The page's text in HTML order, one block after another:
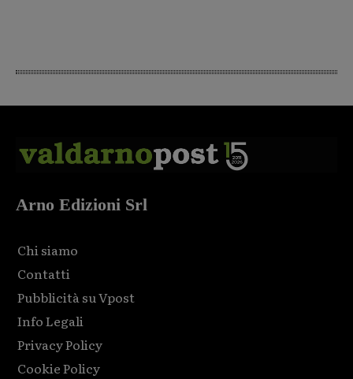
Arno Edizioni Srl
Chi siamo
Contatti
Pubblicità su Vpost
Info Legali
Privacy Policy
Cookie Policy